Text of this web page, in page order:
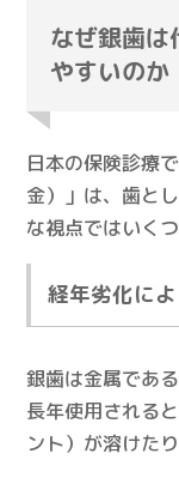
なぜ銀歯は
やすいのか
日本の保険診療
金）」は、歯と
な視点ではいく
経年劣化に
銀歯は金属であ
長年使用される
ント）が溶けた